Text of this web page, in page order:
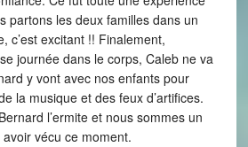
partons les deux familles dans un
c’est excitant !! Finalement,
journée dans le corps, Caleb ne va
y vont avec nos enfants pour
la musique et des feux d’artifices.
l’ermite et nous sommes un
vécu ce moment.